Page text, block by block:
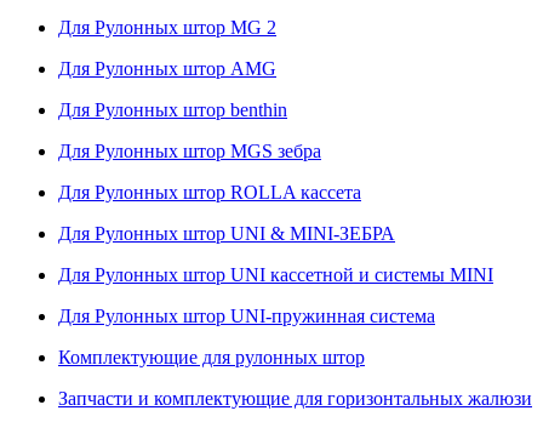
Для Рулонных штор MG 2
Для Рулонных штор AMG
Для Рулонных штор benthin
Для Рулонных штор MGS зебра
Для Рулонных штор ROLLA кассета
Для Рулонных штор UNI & MINI-ЗЕБРА
Для Рулонных штор UNI кассетной и системы MINI
Для Рулонных штор UNI-пружинная система
Комплектующие для рулонных штор
Запчасти и комплектующие для горизонтальных жалюзи